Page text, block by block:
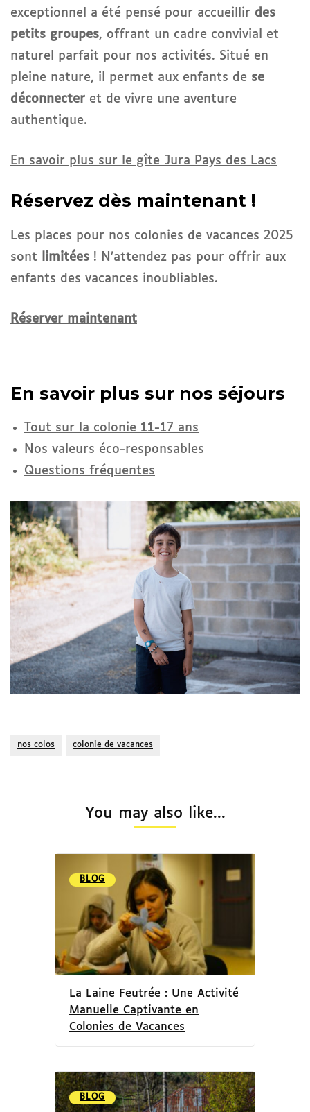
exceptionnel a été pensé pour accueillir des
petits groupes, offrant un cadre convivial et
naturel parfait pour nos activités. Situé en
pleine nature, il permet aux enfants de se
déconnecter et de vivre une aventure
authentique.
En savoir plus sur le gîte Jura Pays des Lacs
Réservez dès maintenant !
Les places pour nos colonies de vacances 2025
sont
limitées ! N’attendez pas pour offrir aux
enfants des vacances inoubliables.
Réserver maintenant
En savoir plus sur nos séjours
Tout sur la colonie 11-17 ans
Nos valeurs éco-responsables
Questions fréquentes
nos colos colonie de vacances
You may also like...
BLOG
La Laine Feutrée : Une Activité
Manuelle Captivante en
Colonies de Vacances
BLOG